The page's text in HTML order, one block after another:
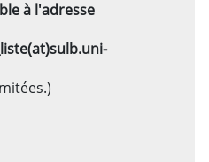
à l'adresse